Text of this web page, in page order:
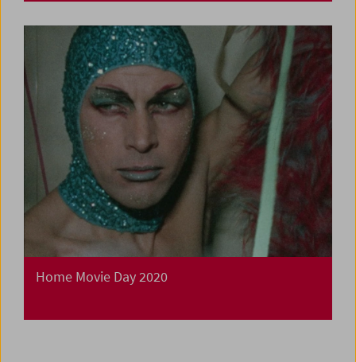
Home Movie Day 2020